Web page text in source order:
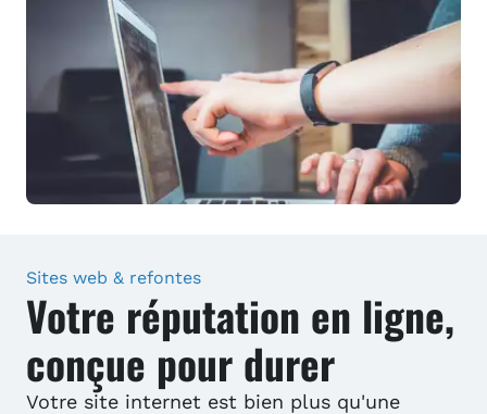
Sites web & refontes
Votre réputation en ligne,
conçue pour durer
Votre site internet est bien plus qu'une